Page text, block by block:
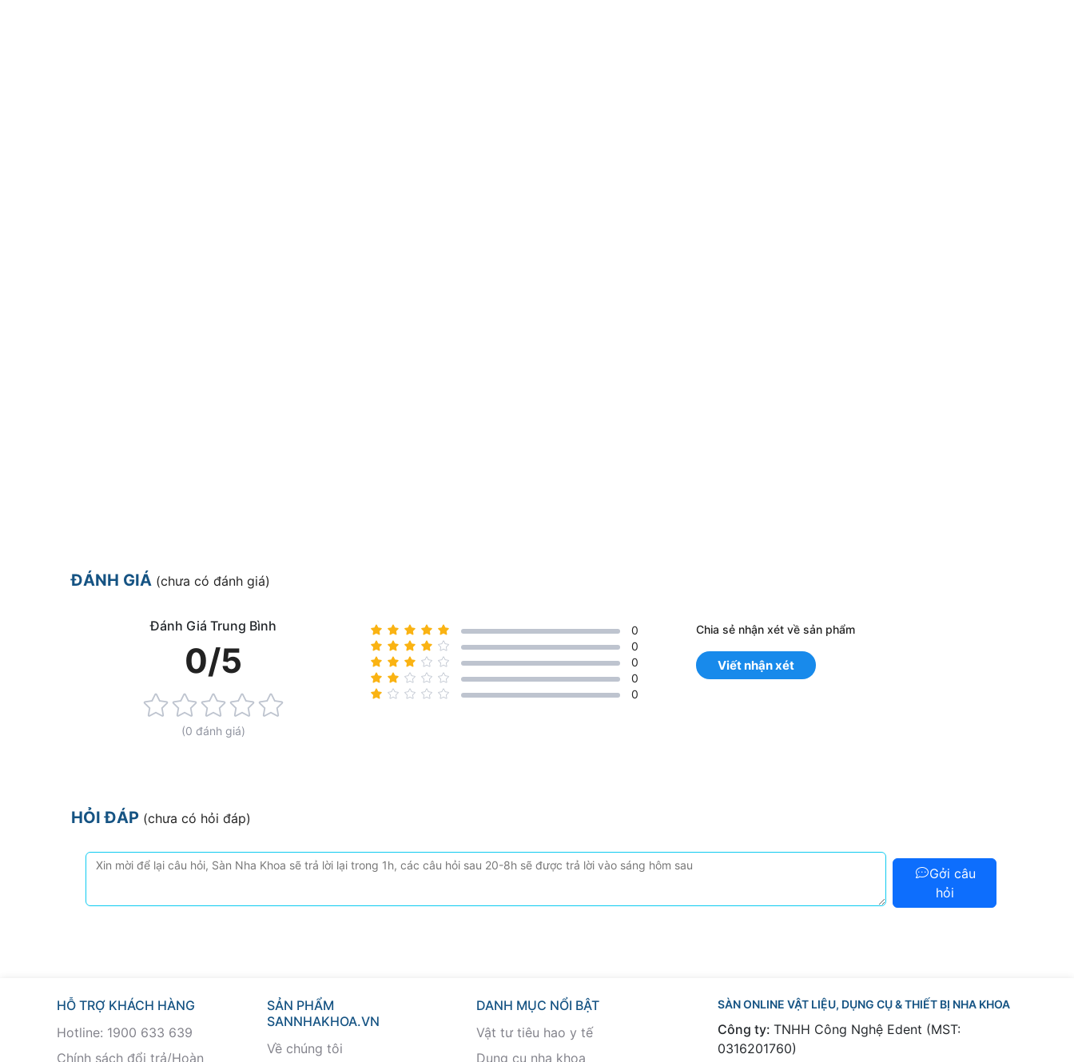
ĐÁNH GIÁ (chưa có đánh giá)
Đánh Giá Trung Bình
0/5
(0 đánh giá)
0
0
0
0
0
Chia sẻ nhận xét về sản phẩm
Viết nhận xét
HỎI ĐÁP (chưa có hỏi đáp)
Gởi câu
hỏi
HỖ TRỢ KHÁCH HÀNG
Hotline: 1900 633 639
Chính sách đổi trả/Hoàn
SẢN PHẨM
SANNHAKHOA.VN
Về chúng tôi
DANH MỤC NỔI BẬT
Vật tư tiêu hao y tế
Dụng cụ nha khoa
SÀN ONLINE VẬT LIỆU, DỤNG CỤ & THIẾT BỊ NHA KHOA
Công ty: TNHH Công Nghệ Edent (MST:
0316201760)